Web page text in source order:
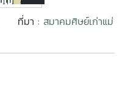
ที่มา : สมาคมศิษย์เก่าแม่